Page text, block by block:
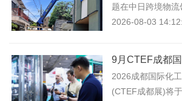
题在中日跨境物流
设备等大件货物的
2026-08-03
9月CTEF成都
接西南百万化
2026成都国际化
(CTEF成都展)将